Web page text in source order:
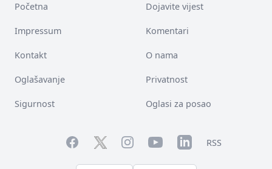
Početna Dojavite vijest
Impressum Komentari
Kontakt O nama
Oglašavanje Privatnost
Sigurnost Oglasi za posao
FacebookTwitterInstagramYouTubeLinkedInRSS